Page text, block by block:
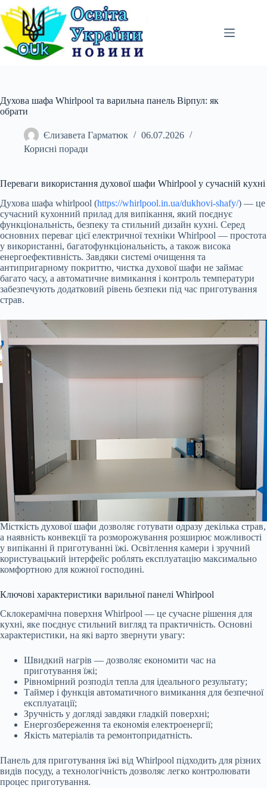
Перейти
до
вмісту
Духова шафа Whirlpool та варильна панель Вірпул: як
обрати
Єлизавета Гарматюк
06.07.2026
Корисні поради
Переваги використання духової шафи Whirlpool у сучасній кухні
Духова шафа whirlpool (https://whirlpool.in.ua/dukhovi-shafy/) — це
сучасний кухонний прилад для випікання, який поєднує
функціональність, безпеку та стильний дизайн кухні. Серед
основних переваг цієї електричної техніки Whirlpool — простота
у використанні, багатофункціональність, а також висока
енергоефективність. Завдяки системі очищення та
антипригарному покриттю, чистка духової шафи не займає
багато часу, а автоматичне вимикання і контроль температури
забезпечують додатковий рівень безпеки під час приготування
страв.
Місткість духової шафи дозволяє готувати одразу декілька страв,
а наявність конвекції та розморожування розширює можливості
у випіканні й приготуванні їжі. Освітлення камери і зручний
користувацький інтерфейс роблять експлуатацію максимально
комфортною для кожної господині.
Ключові характеристики варильної панелі Whirlpool
Склокерамічна поверхня Whirlpool — це сучасне рішення для
кухні, яке поєднує стильний вигляд та практичність. Основні
характеристики, на які варто звернути увагу:
Швидкий нагрів — дозволяє економити час на
приготування їжі;
Рівномірний розподіл тепла для ідеального результату;
Таймер і функція автоматичного вимикання для безпечної
експлуатації;
Зручність у догляді завдяки гладкій поверхні;
Енергозбереження та економія електроенергії;
Якість матеріалів та ремонтопридатність.
Панель для приготування їжі від Whirlpool підходить для різних
видів посуду, а технологічність дозволяє легко контролювати
процес приготування.